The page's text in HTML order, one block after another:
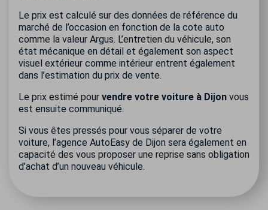
Le prix est calculé sur des données de référence du
marché de l’occasion en fonction de la cote auto
comme la valeur Argus. L’entretien du véhicule, son
état mécanique en détail et également son aspect
visuel extérieur comme intérieur entrent également
dans l’estimation du prix de vente.
Le prix estimé pour vendre votre voiture à Dijon vous
est ensuite communiqué.
Si vous êtes pressés pour vous séparer de votre
voiture, l’agence AutoEasy de Dijon sera également en
capacité des vous proposer une reprise sans obligation
d’achat d’un nouveau véhicule.